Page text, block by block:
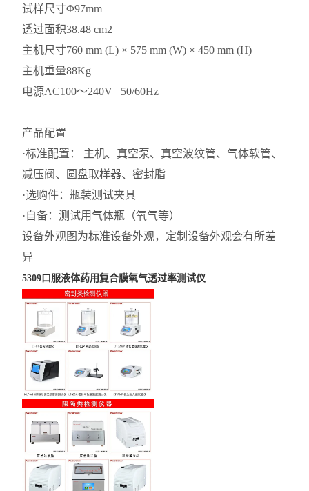
试样尺寸Φ97mm
透过面积38.48 cm2
主机尺寸760 mm (L) × 575 mm (W) × 450 mm (H)
主机重量88Kg
电源AC100～240V 50/60Hz
产品配置
·标准配置： 主机、真空泵、真空波纹管、气体软管、
减压阀、圆盘取样器、密封脂
·选购件：瓶装测试夹具
·自备：测试用气体瓶（氧气等）
设备外观图为标准设备外观，定制设备外观会有所差
异
5309口服液体药用复合膜氧气透过率测试仪